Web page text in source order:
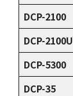
DCP-2100
DCP-2100U
DCP-5300
DCP-35